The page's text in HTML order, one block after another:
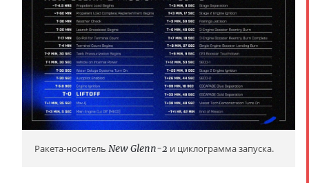
Ракета-носитель New Glenn-2 и циклограмма запуска.